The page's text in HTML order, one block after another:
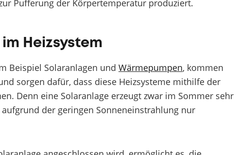
Pufferung der Körpertemperatur produziert.
Heizsystem
Beispiel Solaranlagen und Wärmepumpen, kommen
sorgen dafür, dass diese Heizsysteme mithilfe der
Denn eine Solaranlage erzeugt zwar im Sommer sehr
der geringen Sonneneinstrahlung nur